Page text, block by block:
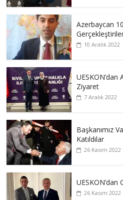
Azerbaycan
10 Aralık 2022
Ziyaret
7 Aralık 2022
Başkanımız
Katıldılar
26 Kasım 2022
26 Kasım 2022